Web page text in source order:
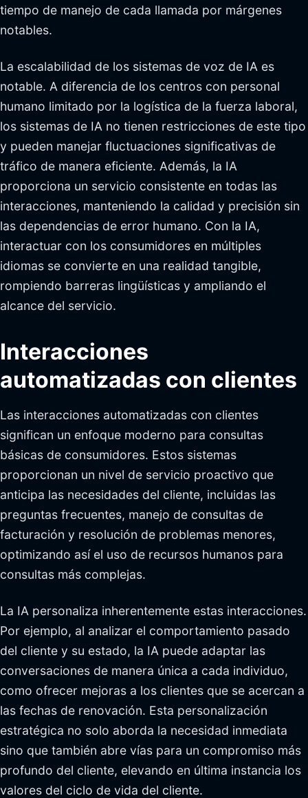
tiempo de manejo de cada llamada por márgenes
notables.
La escalabilidad de los sistemas de voz de IA es
notable. A diferencia de los centros con personal
humano limitado por la logística de la fuerza laboral,
los sistemas de IA no tienen restricciones de este tipo
y pueden manejar fluctuaciones significativas de
tráfico de manera eficiente. Además, la IA
proporciona un servicio consistente en todas las
interacciones, manteniendo la calidad y precisión sin
las dependencias de error humano. Con la IA,
interactuar con los consumidores en múltiples
idiomas se convierte en una realidad tangible,
rompiendo barreras lingüísticas y ampliando el
alcance del servicio.
Interacciones
automatizadas con clientes
Las interacciones automatizadas con clientes
significan un enfoque moderno para consultas
básicas de consumidores. Estos sistemas
proporcionan un nivel de servicio proactivo que
anticipa las necesidades del cliente, incluidas las
preguntas frecuentes, manejo de consultas de
facturación y resolución de problemas menores,
optimizando así el uso de recursos humanos para
consultas más complejas.
La IA personaliza inherentemente estas interacciones.
Por ejemplo, al analizar el comportamiento pasado
del cliente y su estado, la IA puede adaptar las
conversaciones de manera única a cada individuo,
como ofrecer mejoras a los clientes que se acercan a
las fechas de renovación. Esta personalización
estratégica no solo aborda la necesidad inmediata
sino que también abre vías para un compromiso más
profundo del cliente, elevando en última instancia los
valores del ciclo de vida del cliente.